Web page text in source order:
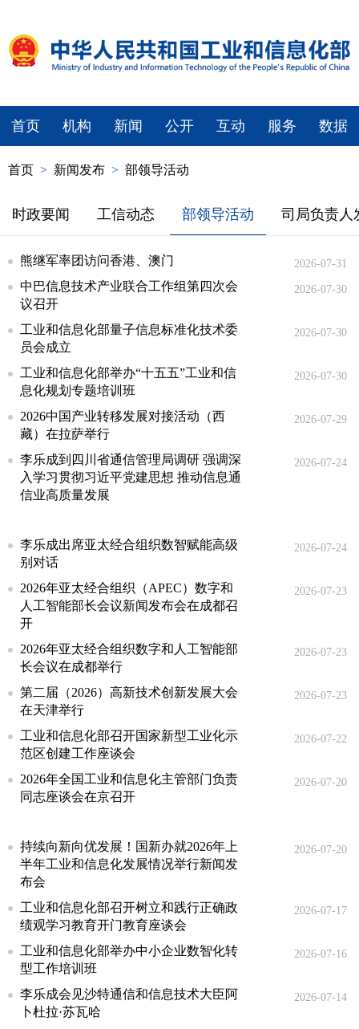
首页 机构 新闻 公开 互动 服务 数据
首页 > 新闻发布 > 部领导活动
时政要闻 工信动态 部领导活动 司局负责人
熊继军率团访问香港、澳门 2026-07-31
中巴信息技术产业联合工作组第四次会
议召开
2026-07-30
工业和信息化部量子信息标准化技术委
员会成立
2026-07-30
工业和信息化部举办“十五五”工业和信
息化规划专题培训班
2026-07-30
2026中国产业转移发展对接活动（西
藏）在拉萨举行
2026-07-29
李乐成到四川省通信管理局调研 强调深
入学习贯彻习近平党建思想 推动信息通
信业高质量发展
2026-07-24
李乐成出席亚太经合组织数智赋能高级
别对话
2026-07-24
2026年亚太经合组织（APEC）数字和
人工智能部长会议新闻发布会在成都召
开
2026-07-23
2026年亚太经合组织数字和人工智能部
长会议在成都举行
2026-07-23
第二届（2026）高新技术创新发展大会
在天津举行
2026-07-23
工业和信息化部召开国家新型工业化示
范区创建工作座谈会
2026-07-22
2026年全国工业和信息化主管部门负责
同志座谈会在京召开
2026-07-20
持续向新向优发展！国新办就2026年上
半年工业和信息化发展情况举行新闻发
布会
2026-07-20
工业和信息化部召开树立和践行正确政
绩观学习教育开门教育座谈会
2026-07-17
工业和信息化部举办中小企业数智化转
型工作培训班
2026-07-16
李乐成会见沙特通信和信息技术大臣阿
卜杜拉·苏瓦哈
2026-07-14